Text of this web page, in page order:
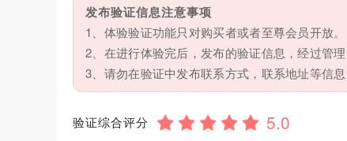
发布验证信息注意事项
1、体验验证功能只对购买者或者至尊会员开放。
2、在进行体验完后，发布的验证信息，经过管
3、请勿在验证中发布联系方式，联系地址等信息
验证综合评分